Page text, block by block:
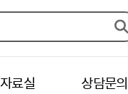
자료실 상담문의